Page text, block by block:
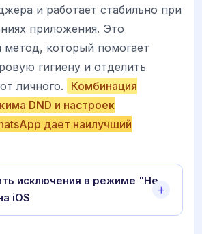
и работает стабильно при
приложения. Это
метод, который помогает
гигиену и отделить
личного.
Комбинация
DND и настроек
дает наилучший
исключения в режиме "Не
iOS